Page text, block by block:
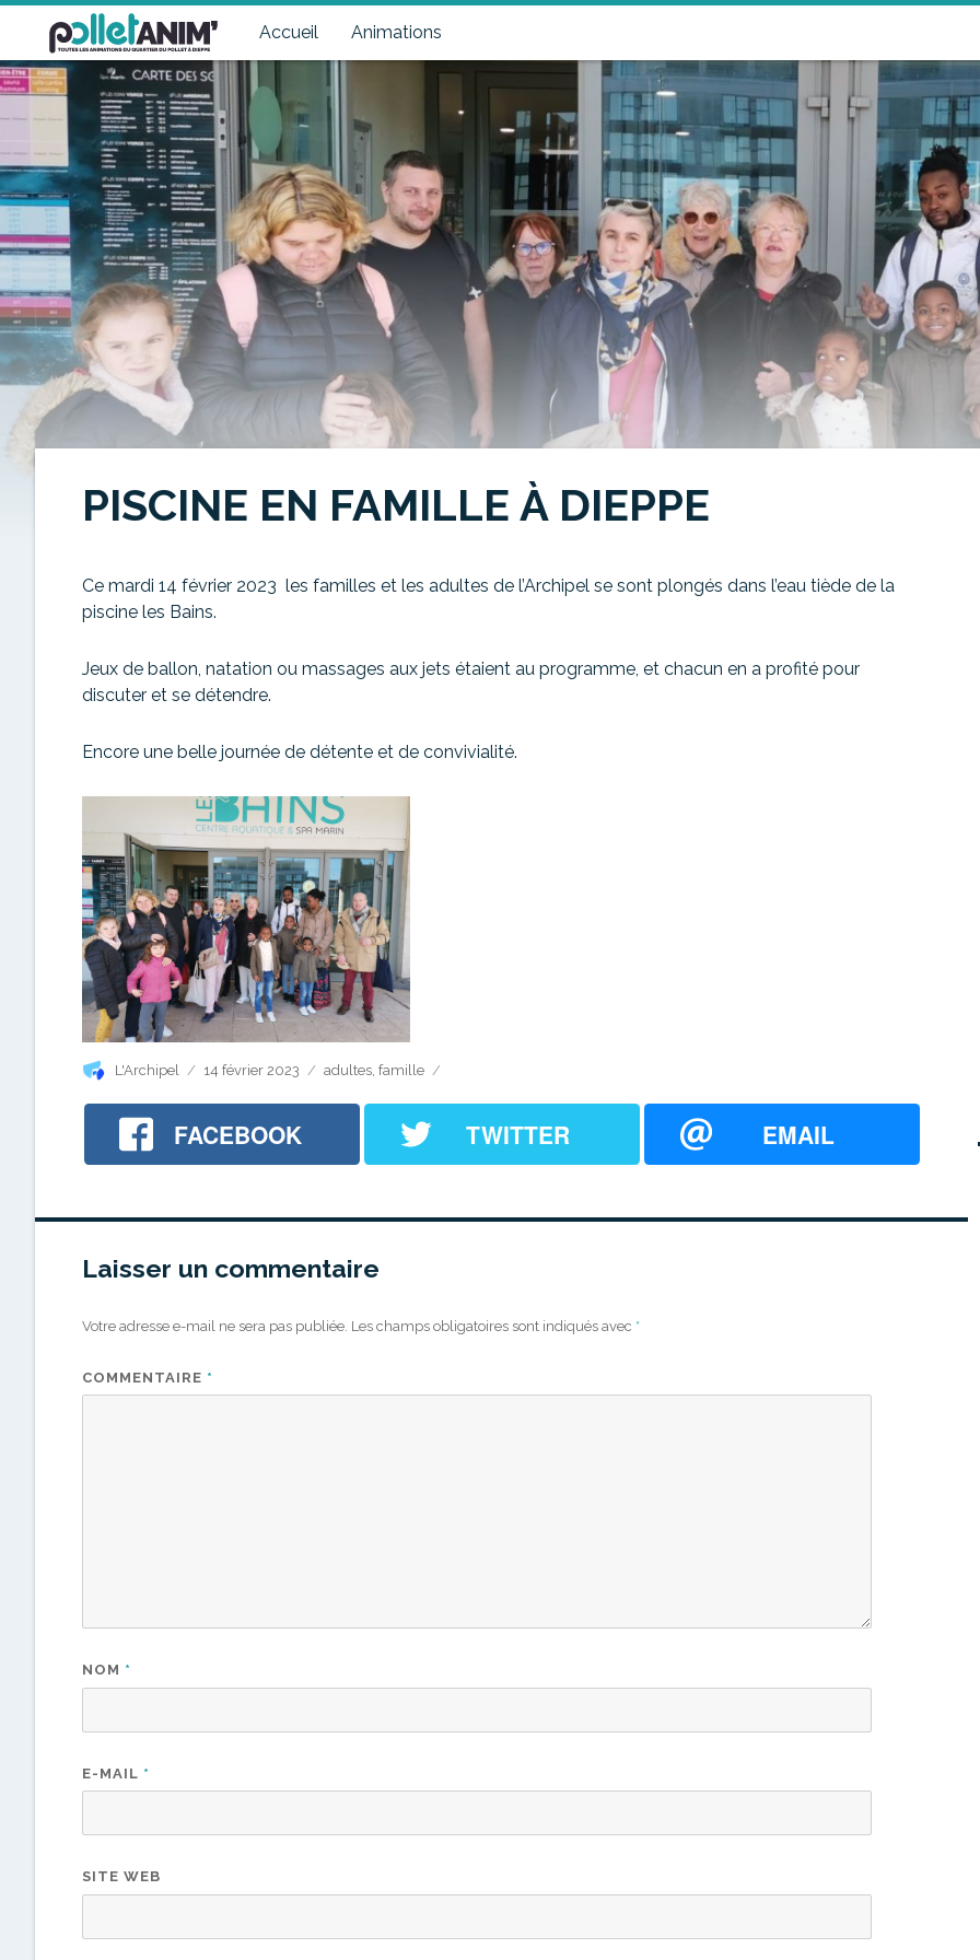
Accueil Animations
Pollet Anim'
Toutes les animations du quartier du Pollet à Dieppe
PISCINE EN FAMILLE À DIEPPE
Ce mardi 14 février 2023 les familles et les adultes de l’Archipel se sont plongés dans l’eau tiède de la
piscine les Bains.
Jeux de ballon, natation ou massages aux jets étaient au programme, et chacun en a profité pour
discuter et se détendre.
Encore une belle journée de détente et de convivialité.
Auteur
L'Archipel
Publié
14 février 2023 Catégories
adultes ,famille
FACEBOOK TWITTER EMAIL
Laisser un commentaire
Votre adresse e-mail ne sera pas publiée. Les champs obligatoires sont indiqués avec *
COMMENTAIRE *
NOM *
E-MAIL *
SITE WEB